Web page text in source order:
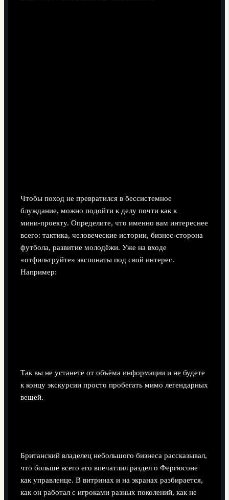
Чтобы поход не превратился в бессистемное
блуждание, можно подойти к делу почти как к
мини‑проекту. Определите, что именно вам интереснее
всего: тактика, человеческие истории, бизнес‑сторона
футбола, развитие молодёжи. Уже на входе
«отфильтруйте» экспонаты под свой интерес.
Например:
Так вы не устанете от объёма информации и не будете
к концу экскурсии просто пробегать мимо легендарных
вещей.
Британский владелец небольшого бизнеса рассказывал,
что больше всего его впечатлил раздел о Фергюсоне
как управленце. В витринах и на экранах разбирается,
как он работал с игроками разных поколений, как не